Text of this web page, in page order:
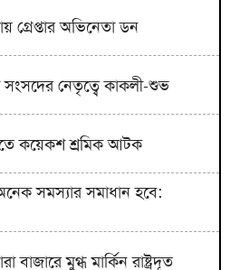
গ্রেপ্তার অভিনেতা ডন
সংসদের নেতৃত্বে কাকলী-শুভ
কয়েকশ শ্রমিক আটক
সমস্যার সমাধান হবে:
বাজারে মুগ্ধ মার্কিন রাষ্ট্রদূত